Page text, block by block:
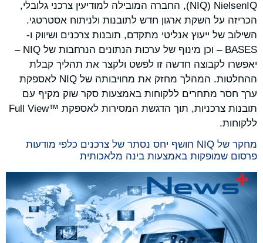
‏NielsenIQ ‏(NIQ), החברה המובילה למודיעין צרכני גלובלי,
הכריזה על השקת ארגון חדש לתובנות ולניתוח אסטרטגי.
השילוב של ייעוץ אנליטי מתקדם, תובנות צרכנים ושיווק ו-
BASES – וכן מינוף של ערכות הנתונים הנרחבות של NIQ –
יאפשרו לקבוצה חדשה זו לפשט ולקצר את תהליך קבלת
ההחלטות. המהלך מחזק את מחויבותה של NIQ לאספקת
ערך חסר מתחרים ללקוחות באמצעות סקר שוק מקיף עם
תובנות צרכניות, תוך הדגשת המסירות לאספקת Full View™‎
ללקוחות.
מחקר של NIQ חושף יחס נסתר של צרכנים כלפי מודעות
פרסום שמופקות באמצעות בינה מלאכותית